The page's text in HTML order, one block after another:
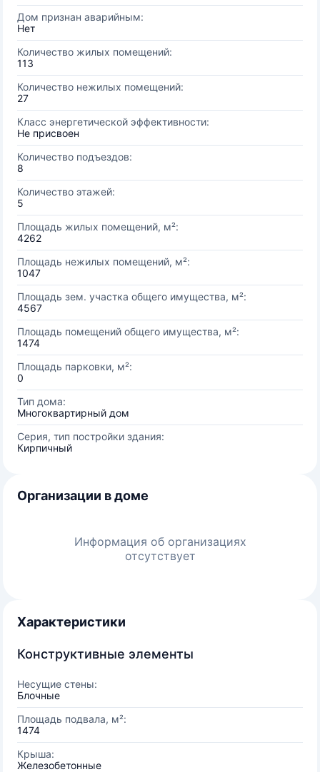
Дом признан аварийным:
Нет
Количество жилых помещений:
113
Количество нежилых помещений:
27
Класс энергетической эффективности:
Не присвоен
Количество подъездов:
8
Количество этажей:
5
Площадь жилых помещений, м²:
4262
Площадь нежилых помещений, м²:
1047
Площадь зем. участка общего имущества, м²:
4567
Площадь помещений общего имущества, м²:
1474
Площадь парковки, м²:
0
Тип дома:
Многоквартирный дом
Серия, тип постройки здания:
Кирпичный
Организации в доме
Информация об организациях
отсутствует
Характеристики
Конструктивные элементы
Несущие стены:
Блочные
Площадь подвала, м²:
1474
Крыша:
Железобетонные